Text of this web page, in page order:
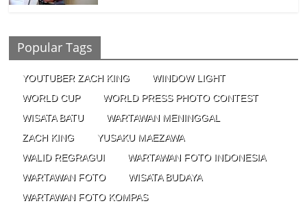
Popular Tags
YOUTUBER ZACH KING
WINDOW LIGHT
WORLD CUP
WORLD PRESS PHOTO CONTEST
WISATA BATU
WARTAWAN MENINGGAL
ZACH KING
YUSAKU MAEZAWA
WALID REGRAGUI
WARTAWAN FOTO INDONESIA
WARTAWAN FOTO
WISATA BUDAYA
WARTAWAN FOTO KOMPAS